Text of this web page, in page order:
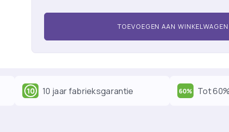
TOEVOEGEN AAN WINKELWAGEN
10 jaar fabrieksgarantie Tot